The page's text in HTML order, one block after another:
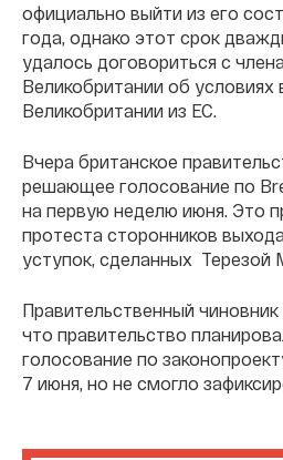
официально выйти из его
года, однако этот срок
удалось договориться с
Великобритании об условиях
Великобритании из ЕС.
Вчера британское
решающее голосование по
на первую неделю июня. Это
протеста сторонников
уступок, сделанных Терезой
Правительственный
что правительство
голосование по
7 июня, но не смогло